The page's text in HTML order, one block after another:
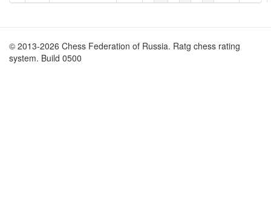
© 2013-2026 Chess Federation of Russia. Ratg chess rating
system. Build 0500